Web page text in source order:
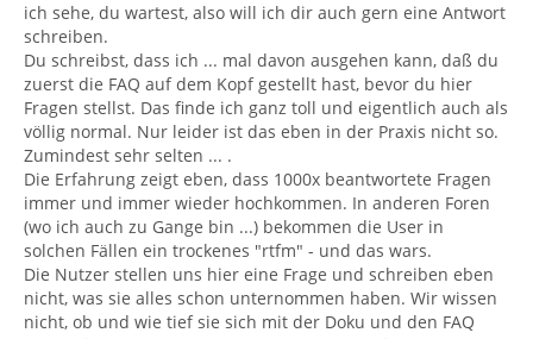
ich sehe, du wartest, also will ich dir auch gern eine Antwort
schreiben.
Du schreibst, dass ich ... mal davon ausgehen kann, daß du
zuerst die FAQ auf dem Kopf gestellt hast, bevor du hier
Fragen stellst. Das finde ich ganz toll und eigentlich auch als
völlig normal. Nur leider ist das eben in der Praxis nicht so.
Zumindest sehr selten ... .
Die Erfahrung zeigt eben, dass 1000x beantwortete Fragen
immer und immer wieder hochkommen. In anderen Foren
(wo ich auch zu Gange bin ...) bekommen die User in
solchen Fällen ein trockenes "rtfm" - und das wars.
Die Nutzer stellen uns hier eine Frage und schreiben eben
nicht, was sie alles schon unternommen haben. Wir wissen
nicht, ob und wie tief sie sich mit der Doku und den FAQ